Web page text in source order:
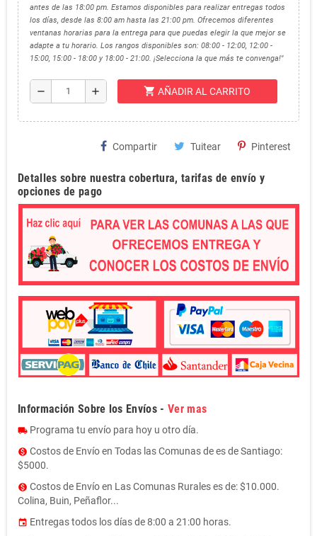
antes de las 18:00 pm. Estamos disponibles para realizar entregas todos
los días, desde las 8:00 am hasta las 21:00 pm. Ofrecemos diferentes
ventanas horarias para la entrega para que puedas elegir la que mejor se
adapte a tu horario. Los rangos disponibles son: 08:00 - 12:00, 12:00 -
15:00, 15:00 - 18:00 y 18:00 - 21:00. ¡Selecciona la que más te convenga!"
remove add shopping_cart AÑADIR AL CARRITO
Compartir Tuitear Pinterest
Detalles sobre nuestra cobertura, tarifas de envío y
opciones de pago
Información Sobre los Envíos -Ver mas
local_shipping Programa tu envío para hoy u otro día.
monetization_on Costos de Envío en Todas las Comunas de es de Santiago:
$5000.
monetization_on Costos de Envío en Las Comunas Rurales es de: $10.000.
Colina, Buin, Peñaflor...
event Entregas todos los días de 8:00 a 21:00 horas.